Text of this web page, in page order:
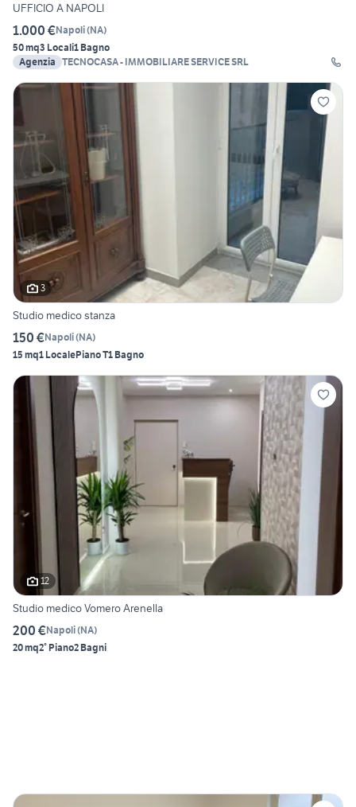
UFFICIO A NAPOLI
1.000 €Napoli(NA)
50 mq3 Locali1 Bagno
Agenzia TECNOCASA - IMMOBILIARE SERVICE SRL
3
Studio medico stanza
150 €Napoli(NA)
15 mq1 LocalePiano T1 Bagno
12
Studio medico Vomero Arenella
200 €Napoli(NA)
20 mq2° Piano2 Bagni